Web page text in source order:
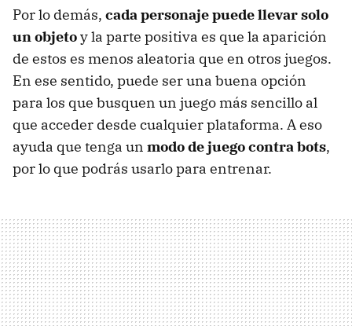
Por lo demás, cada personaje puede llevar solo
un objetoy la parte positiva es que la aparición
de estos es menos aleatoria que en otros juegos.
En ese sentido, puede ser una buena opción
para los que busquen un juego más sencillo al
que acceder desde cualquier plataforma. A eso
ayuda que tenga un modo de juego contra bots,
por lo que podrás usarlo para entrenar.